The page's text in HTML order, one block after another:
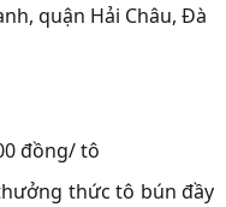
quận Hải Châu, Đà
đồng/ tô
thức tô bún đầy